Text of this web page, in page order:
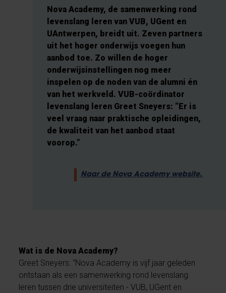
Nova Academy, de samenwerking rond
levenslang leren van VUB, UGent en
UAntwerpen, breidt uit. Zeven partners
uit het hoger onderwijs voegen hun
aanbod toe. Zo willen de hoger
onderwijsinstellingen nog meer
inspelen op de noden van de alumni én
van het werkveld. VUB-coördinator
levenslang leren Greet Sneyers: “Er is
veel vraag naar praktische opleidingen,
de kwaliteit van het aanbod staat
voorop.”
Naar de Nova Academy website.
Wat is de Nova Academy?
Greet Sneyers: “Nova Academy is vijf jaar geleden
ontstaan als een samenwerking rond levenslang
leren tussen drie universiteiten - VUB, UGent en